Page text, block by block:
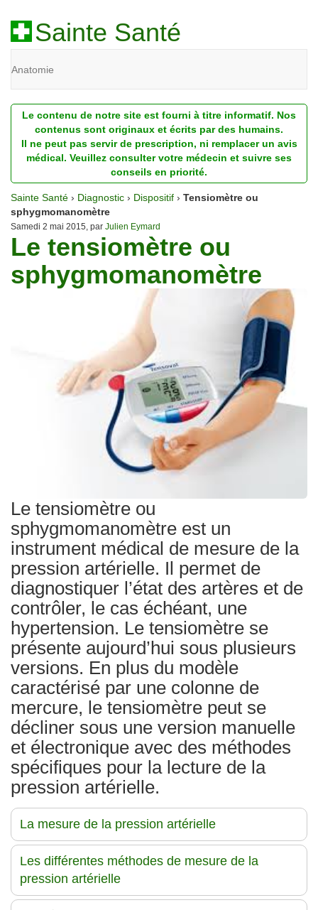
Sainte Santé
Anatomie
Diagnostic
Dossiers
Homéopathie
Nutrition
Pathologie
Psychologie
Le contenu de notre site est fourni à titre informatif. Nos
contenus sont originaux et écrits par des humains.
Il ne peut pas servir de prescription, ni remplacer un avis
médical. Veuillez consulter votre médecin et suivre ses
conseils en priorité.
Sainte Santé › Diagnostic › Dispositif › Tensiomètre ou
sphygmomanomètre
Samedi 2 mai 2015, par Julien Eymard
Le tensiomètre ou
sphygmomanomètre
Le tensiomètre ou
sphygmomanomètre est un
instrument médical de mesure de la
pression artérielle. Il permet de
diagnostiquer l’état des artères et de
contrôler, le cas échéant, une
hypertension. Le tensiomètre se
présente aujourd’hui sous plusieurs
versions. En plus du modèle
caractérisé par une colonne de
mercure, le tensiomètre peut se
décliner sous une version manuelle
et électronique avec des méthodes
spécifiques pour la lecture de la
pression artérielle.
La mesure de la pression artérielle
Les différentes méthodes de mesure de la
pression artérielle